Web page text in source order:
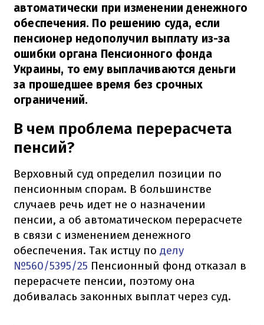
автоматически при изменении денежного
обеспечения. По решению суда, если
пенсионер недополучил выплату из-за
ошибки органа Пенсионного фонда
Украины, то ему выплачиваются деньги
за прошедшее время без срочных
ограничений.
В чем проблема перерасчета
пенсий?
Верховный суд определил позиции по
пенсионным спорам. В большинстве
случаев речь идет не о назначении
пенсии, а об автоматическом перерасчете
в связи с изменением денежного
обеспечения. Так истцу по делу
№560/5395/25 Пенсионный фонд отказал в
перерасчете пенсии, поэтому она
добивалась законных выплат через суд.